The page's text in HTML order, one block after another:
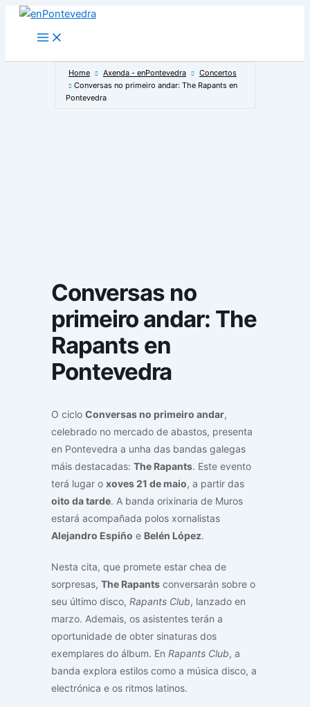
Main
Menu
Home Axenda - enPontevedra
Concertos
Conversas no primeiro andar: The Rapants en
Pontevedra
Conversas no
primeiro andar: The
Rapants en
Pontevedra
O ciclo Conversas no primeiro andar,
celebrado no mercado de abastos, presenta
en Pontevedra a unha das bandas galegas
máis destacadas: The Rapants. Este evento
terá lugar o xoves 21 de maio, a partir das
oito da tarde. A banda orixinaria de Muros
estará acompañada polos xornalistas
Alejandro Espiño e Belén López.
Nesta cita, que promete estar chea de
sorpresas, The Rapants conversarán sobre o
seu último disco, Rapants Club, lanzado en
marzo. Ademais, os asistentes terán a
oportunidade de obter sinaturas dos
exemplares do álbum. En Rapants Club, a
banda explora estilos como a música disco, a
electrónica e os ritmos latinos.